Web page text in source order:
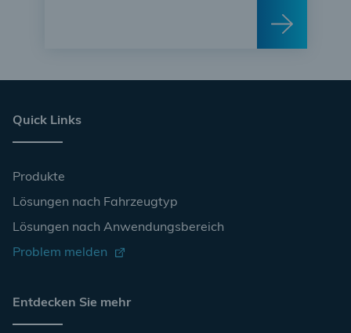
Quick Links
Produkte
Lösungen nach Fahrzeugtyp
Lösungen nach Anwendungsbereich
Problem melden
Entdecken Sie mehr